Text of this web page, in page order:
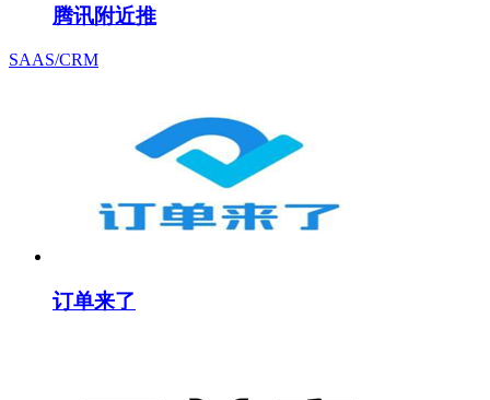
腾讯附近推
SAAS/CRM
订单来了